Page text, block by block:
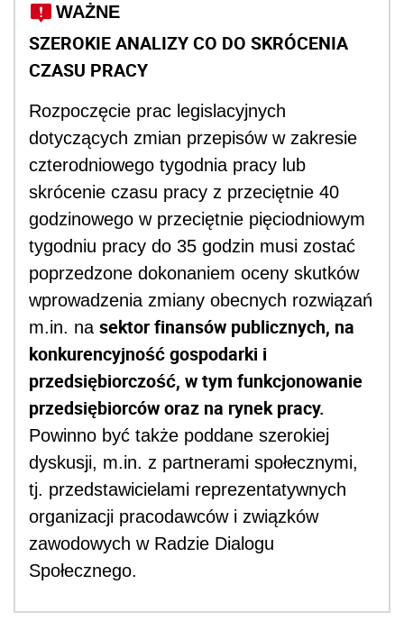
WAŻNE
SZEROKIE ANALIZY CO DO SKRÓCENIA
CZASU PRACY
Rozpoczęcie prac legislacyjnych
dotyczących zmian przepisów w zakresie
czterodniowego tygodnia pracy lub
skrócenie czasu pracy z przeciętnie 40
godzinowego w przeciętnie pięciodniowym
tygodniu pracy do 35 godzin musi zostać
poprzedzone dokonaniem oceny skutków
wprowadzenia zmiany obecnych rozwiązań
m.in. na sektor finansów publicznych, na
konkurencyjność gospodarki i
przedsiębiorczość, w tym funkcjonowanie
przedsiębiorców oraz na rynek pracy.
Powinno być także poddane szerokiej
dyskusji, m.in. z partnerami społecznymi,
tj. przedstawicielami reprezentatywnych
organizacji pracodawców i związków
zawodowych w Radzie Dialogu
Społecznego.